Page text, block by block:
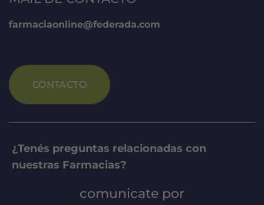
farmaciaonline@federada.com
CONTACTO
¿Tenés preguntas relacionadas con
nuestras Farmacias?
comunicate por